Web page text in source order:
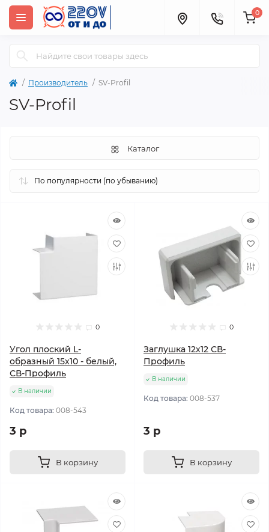
0
Производитель SV-Profil
SV-Profil
Каталог
0
Угол плоский L-
образный 15х10 - белый,
СВ-Профиль
В наличии
Код товара: 008-543
3 р
В корзину
0
Заглушка 12х12 СВ-
Профиль
В наличии
Код товара: 008-537
3 р
В корзину